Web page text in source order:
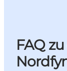
FAQ